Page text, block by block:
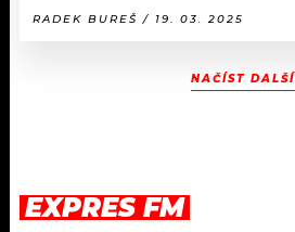
RADEK BUREŠ / 19. 03. 2025
NAČÍST DALŠÍ
EXPRES FM